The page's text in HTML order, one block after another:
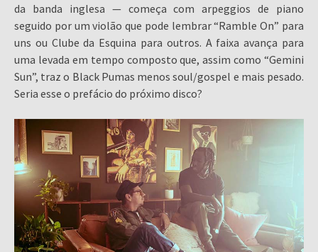
da banda inglesa — começa com arpeggios de piano
seguido por um violão que pode lembrar “Ramble On” para
uns ou Clube da Esquina para outros. A faixa avança para
uma levada em tempo composto que, assim como “Gemini
Sun”, traz o Black Pumas menos soul/gospel e mais pesado.
Seria esse o prefácio do próximo disco?